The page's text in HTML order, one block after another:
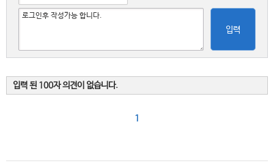
입력
입력 된 100자 의견이 없습니다.
1